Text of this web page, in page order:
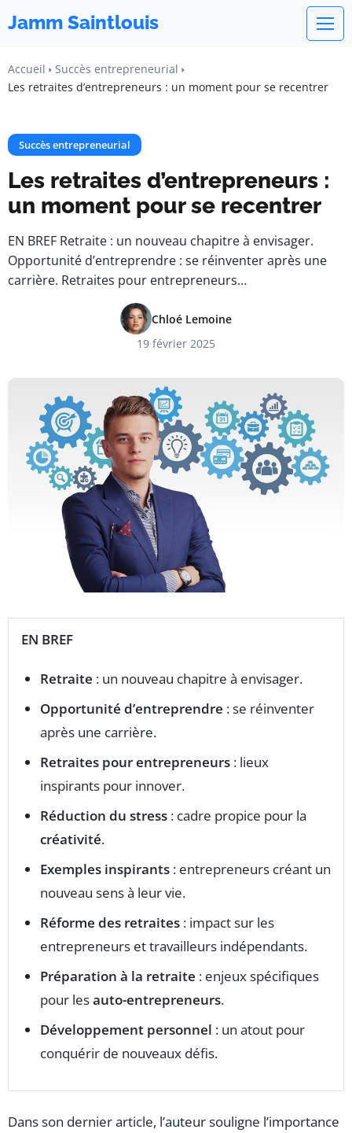
Jamm Saintlouis
Accueil
Succès entrepreneurial
Les retraites d’entrepreneurs : un moment pour se recentrer
Succès entrepreneurial
Les retraites d’entrepreneurs :
un moment pour se recentrer
EN BREF Retraite : un nouveau chapitre à envisager.
Opportunité d’entreprendre : se réinventer après une
carrière. Retraites pour entrepreneurs…
Chloé Lemoine
19 février 2025
EN BREF
Retraite : un nouveau chapitre à envisager.
Opportunité d’entreprendre : se réinventer
après une carrière.
Retraites pour entrepreneurs : lieux
inspirants pour innover.
Réduction du stress : cadre propice pour la
créativité.
Exemples inspirants : entrepreneurs créant un
nouveau sens à leur vie.
Réforme des retraites : impact sur les
entrepreneurs et travailleurs indépendants.
Préparation à la retraite : enjeux spécifiques
pour lesauto-entrepreneurs.
Développement personnel : un atout pour
conquérir de nouveaux défis.
Dans son dernier article, l’auteur souligne l’importance